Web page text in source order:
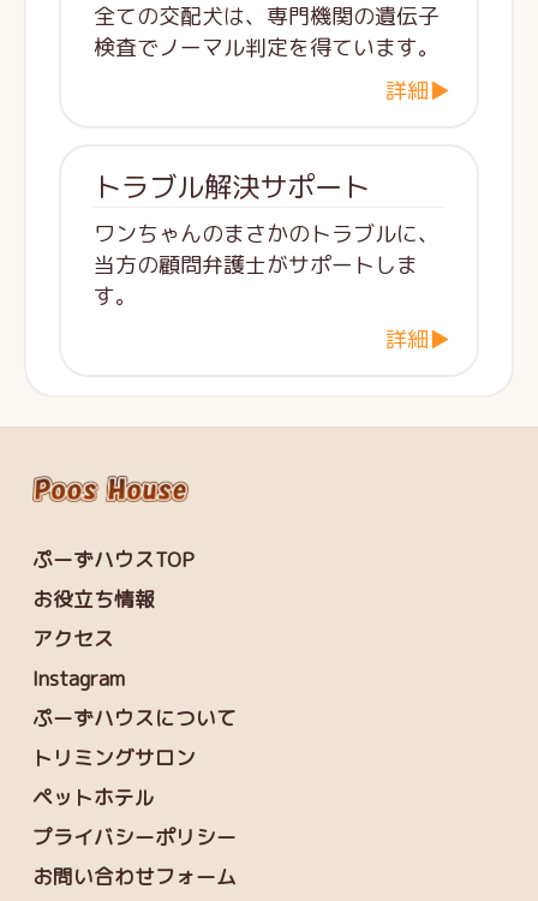
全ての交配犬は、専門機関の遺伝子
検査でノーマル判定を得ています。
詳細▶
トラブル解決サポート
ワンちゃんのまさかのトラブルに、
当方の顧問弁護士がサポートしま
す。
詳細▶
ぷーずハウスTOP
お役立ち情報
アクセス
Instagram
ぷーずハウスについて
トリミングサロン
ペットホテル
プライバシーポリシー
お問い合わせフォーム